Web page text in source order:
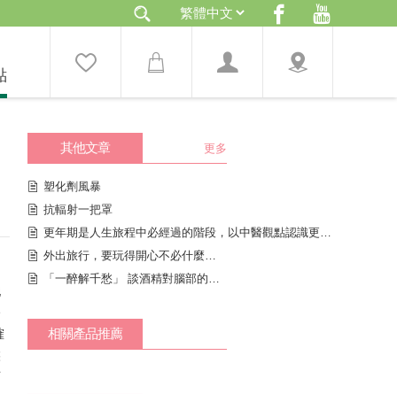
其他文章 更多
塑化劑風暴
抗輻射一把罩
相關產品推薦